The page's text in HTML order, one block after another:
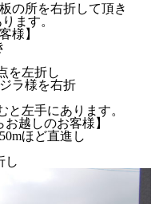
の所を右折して頂き
ます。
様】
を左折し
ラ様を右折
と左手にあります。
越しのお客様】
ほど直進し
し